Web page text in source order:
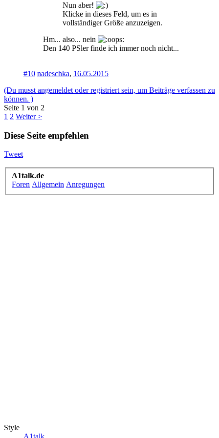
Nun aber!
Klicke in dieses Feld, um es in
vollständiger Größe anzuzeigen.
Hm... also... nein
Den 140 PSler finde ich immer noch nicht...
#10 nadeschka, 16.05.2015
(Du musst angemeldet oder registriert sein, um Beiträge verfassen zu
können. )
Seite 1 von 2
1 2 Weiter >
Diese Seite empfehlen
Tweet
A1talk.de
Foren Allgemein Anregungen
Style
A1talk